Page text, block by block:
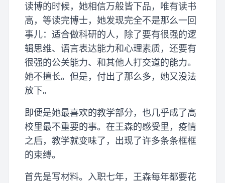
读博的时候，她相信万般皆下品，唯有读书
高，等读完博士，她发现完全不是那么一回
事儿：适合做科研的人，除了要有很强的逻
辑思维、语言表达能力和心理素质，还要有
很强的公关能力、和其他人打交道的能力。
她不擅长。但是，付出了那么多，她又没法
放下。
即便是她最喜欢的教学部分，也几乎成了高
校里最不重要的事。在王森的感受里，疫情
之后，教学就变味了，出现了许多条条框框
的束缚。
首先是写材料。入职七年，王森每年都要花